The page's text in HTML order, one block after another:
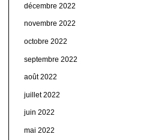
décembre 2022
novembre 2022
octobre 2022
septembre 2022
août 2022
juillet 2022
juin 2022
mai 2022